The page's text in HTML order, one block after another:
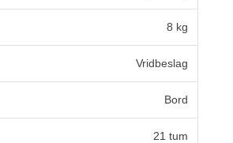
8 kg
Vridbeslag
Bord
21 tum